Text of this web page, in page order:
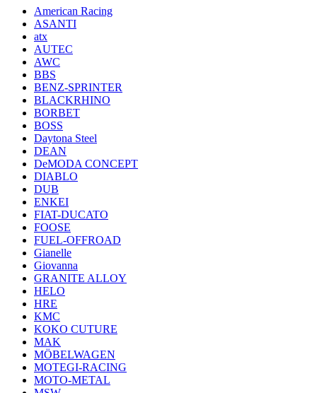
American Racing
ASANTI
atx
AUTEC
AWC
BBS
BENZ-SPRINTER
BLACKRHINO
BORBET
BOSS
Daytona Steel
DEAN
DeMODA CONCEPT
DIABLO
DUB
ENKEI
FIAT-DUCATO
FOOSE
FUEL-OFFROAD
Gianelle
Giovanna
GRANITE ALLOY
HELO
HRE
KMC
KOKO CUTURE
MAK
MÖBELWAGEN
MOTEGI-RACING
MOTO-METAL